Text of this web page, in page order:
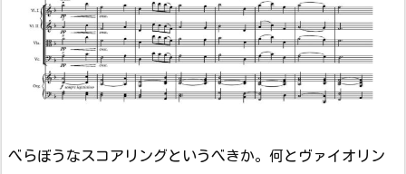
べらぼうなスコアリングというべきか。何とヴァイオリン